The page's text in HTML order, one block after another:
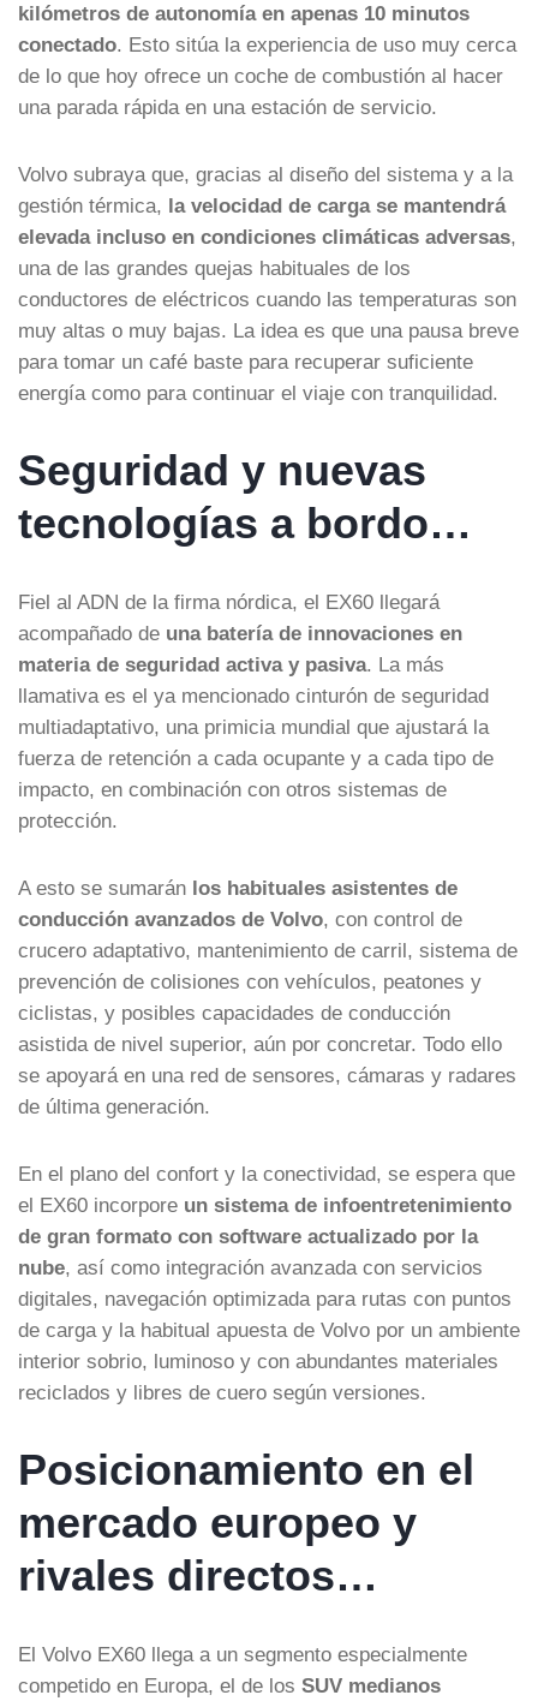
kilómetros de autonomía en apenas 10 minutos
conectado. Esto sitúa la experiencia de uso muy cerca
de lo que hoy ofrece un coche de combustión al hacer
una parada rápida en una estación de servicio.
Volvo subraya que, gracias al diseño del sistema y a la
gestión térmica, la velocidad de carga se mantendrá
elevada incluso en condiciones climáticas adversas,
una de las grandes quejas habituales de los
conductores de eléctricos cuando las temperaturas son
muy altas o muy bajas. La idea es que una pausa breve
para tomar un café baste para recuperar suficiente
energía como para continuar el viaje con tranquilidad.
Seguridad y nuevas
tecnologías a bordo…
Fiel al ADN de la firma nórdica, el EX60 llegará
acompañado de una batería de innovaciones en
materia de seguridad activa y pasiva. La más
llamativa es el ya mencionado cinturón de seguridad
multiadaptativo, una primicia mundial que ajustará la
fuerza de retención a cada ocupante y a cada tipo de
impacto, en combinación con otros sistemas de
protección.
A esto se sumarán los habituales asistentes de
conducción avanzados de Volvo, con control de
crucero adaptativo, mantenimiento de carril, sistema de
prevención de colisiones con vehículos, peatones y
ciclistas, y posibles capacidades de conducción
asistida de nivel superior, aún por concretar. Todo ello
se apoyará en una red de sensores, cámaras y radares
de última generación.
En el plano del confort y la conectividad, se espera que
el EX60 incorpore un sistema de infoentretenimiento
de gran formato con software actualizado por la
nube, así como integración avanzada con servicios
digitales, navegación optimizada para rutas con puntos
de carga y la habitual apuesta de Volvo por un ambiente
interior sobrio, luminoso y con abundantes materiales
reciclados y libres de cuero según versiones.
Posicionamiento en el
mercado europeo y
rivales directos…
El Volvo EX60 llega a un segmento especialmente
competido en Europa, el de los SUV medianos